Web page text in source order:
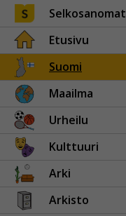
Selkosanomat
Etusivu
Suomi
Maailma
Urheilu
Kulttuuri
Arki
Arkisto